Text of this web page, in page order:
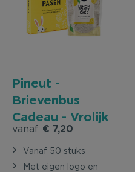
Pineut -
Brievenbus
Cadeau - Vrolijk
Pasen
vanaf € 7,20
Vanaf 50 stuks
Met eigen logo en